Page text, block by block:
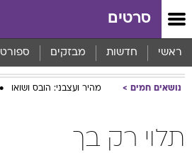
סרטים
ראשי חדשות מבזקים ספורט
נושאים חמים מהיר ועצבני: הובס ושואו
תלוי רק בך